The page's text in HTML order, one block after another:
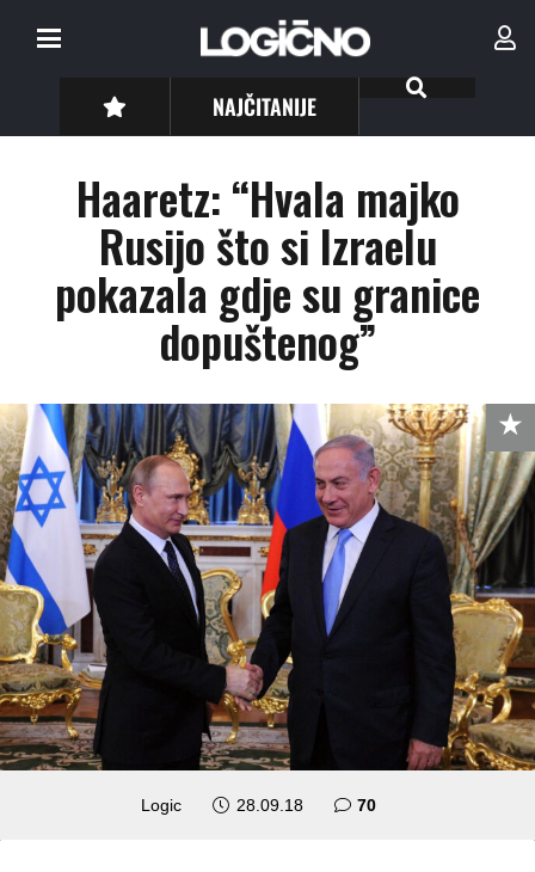
NAJČITANIJE
Haaretz: “Hvala majko
Rusijo što si Izraelu
pokazala gdje su granice
dopuštenog”
Logic 28.09.18 70komentara